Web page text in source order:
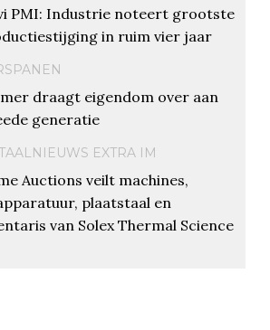
PMI: Industrie noteert grootste
in ruim vier jaar
draagt eigendom over aan
generatie
EXTRA IM
Auctions veilt machines,
plaatstaal en
van Solex Thermal Science